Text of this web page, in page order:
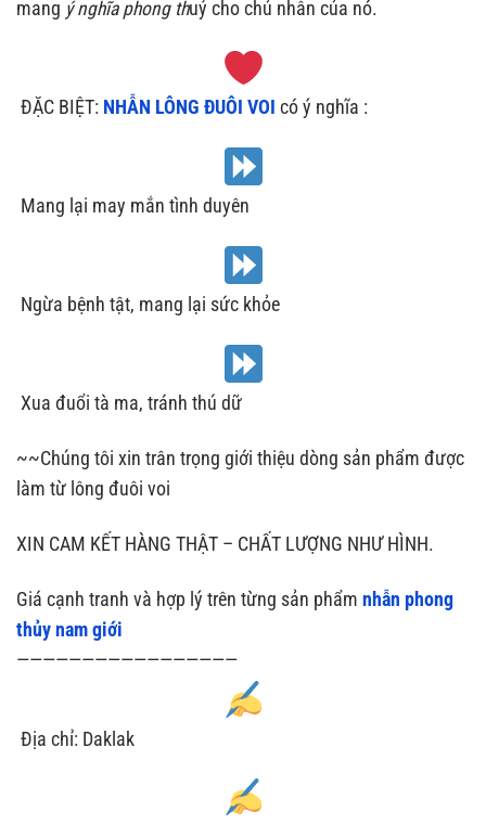
mang ý nghĩa phong thuỷ cho chủ nhân của nó.
ĐẶC BIỆT: NHẪN LÔNG ĐUÔI VOI có ý nghĩa :
Mang lại may mắn tình duyên
Ngừa bệnh tật, mang lại sức khỏe
Xua đuổi tà ma, tránh thú dữ
~~Chúng tôi xin trân trọng giới thiệu dòng sản phẩm được
làm từ lông đuôi voi
XIN CAM KẾT HÀNG THẬT – CHẤT LƯỢNG NHƯ HÌNH.
Giá cạnh tranh và hợp lý trên từng sản phẩm nhẫn phong
thủy nam giới
—————————————————
Địa chỉ: Daklak